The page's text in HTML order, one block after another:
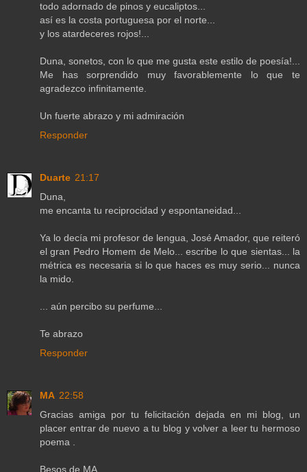
todo adornado de pinos y eucaliptos...
así es la costa portuguesa por el norte...
y los atardeceres rojos!...
Duna, sonetos, con lo que me gusta este estilo de poesía!...
Me has sorprendido muy favorablemente lo que te
agradezco infinitamente.
Un fuerte abrazo y mi admiración
Responder
Duarte 21:17
Duna,
me encanta tu reciprocidad y espontaneidad...
Ya lo decía mi profesor de lengua, José Amador, que reiteró
el gran Pedro Homem de Melo... escribe lo que sientas... la
métrica es necesaria si lo que haces es muy serio... nunca
la mido.
... aún percibo su perfume...
Te abrazo
Responder
MA 22:58
Gracias amiga por tu felicitación dejada en mi blog, un
placer entrar de nuevo a tu blog y volver a leer tu hermoso
poema .
Besos de MA .